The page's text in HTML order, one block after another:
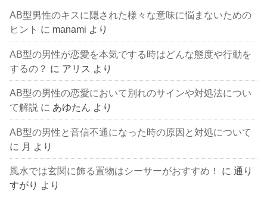
AB型男性のキスに隠された様々な意味に悩まないための
ヒント に manami より
AB型の男性が恋愛を本気でする時はどんな態度や行動を
するの？ に アリス より
AB型の男性の恋愛において別れのサインや対処法につい
て解説 に あゆたん より
AB型の男性と音信不通になった時の原因と対処について
に 月 より
風水では玄関に飾る置物はシーサーがおすすめ！ に通り
すがり より